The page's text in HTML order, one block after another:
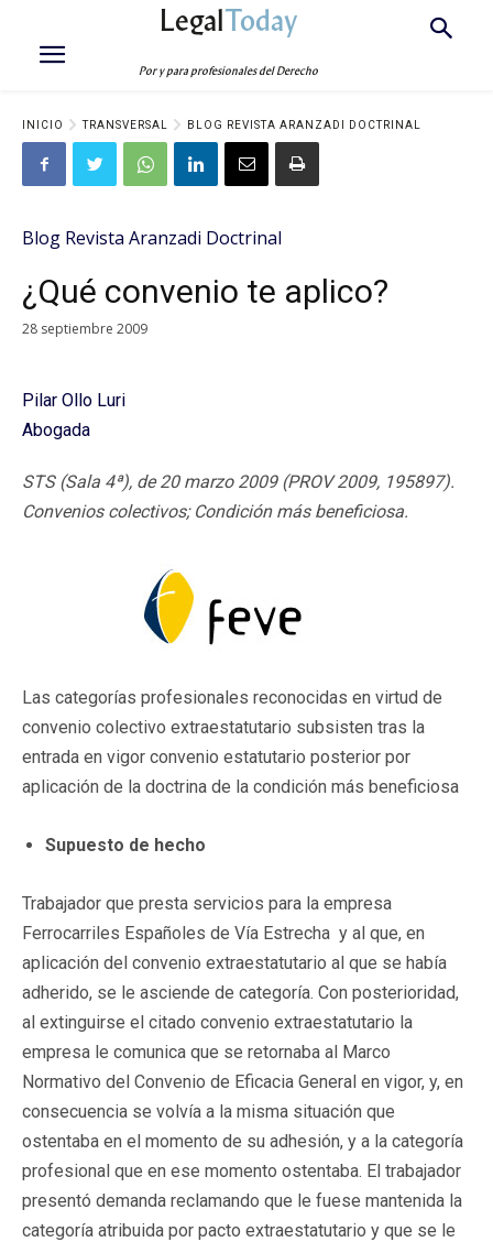
LegalToday
Por y para profesionales del Derecho
INICIO TRANSVERSAL BLOG REVISTA ARANZADI DOCTRINAL
Blog Revista Aranzadi Doctrinal
¿Qué convenio te aplico?
28 septiembre 2009
Pilar Ollo Luri
Abogada
STS (Sala 4ª), de 20 marzo 2009 (PROV 2009, 195897).
Convenios colectivos; Condición más beneficiosa.
Las categorías profesionales reconocidas en virtud de
convenio colectivo extraestatutario subsisten tras la
entrada en vigor convenio estatutario posterior por
aplicación de la doctrina de la condición más beneficiosa
Supuesto de hecho
Trabajador que presta servicios para la empresa
Ferrocarriles Españoles de Vía Estrecha y al que, en
aplicación del convenio extraestatutario al que se había
adherido, se le asciende de categoría. Con posterioridad,
al extinguirse el citado convenio extraestatutario la
empresa le comunica que se retornaba al Marco
Normativo del Convenio de Eficacia General en vigor, y, en
consecuencia se volvía a la misma situación que
ostentaba en el momento de su adhesión, y a la categoría
profesional que en ese momento ostentaba. El trabajador
presentó demanda reclamando que le fuese mantenida la
categoría atribuida por pacto extraestatutario y que se le